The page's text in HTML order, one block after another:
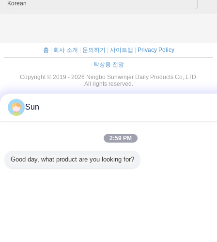
Korean
홈 | 회사 소개 | 문의하기 | 사이트맵 | Privacy Policy
탁상용 전망
Copyright © 2019 - 2026 Ningbo Sunwinjer Daily Products Co,.LTD.
All rights reserved.
Sun
2:59 PM
Good day, what product are you looking for?